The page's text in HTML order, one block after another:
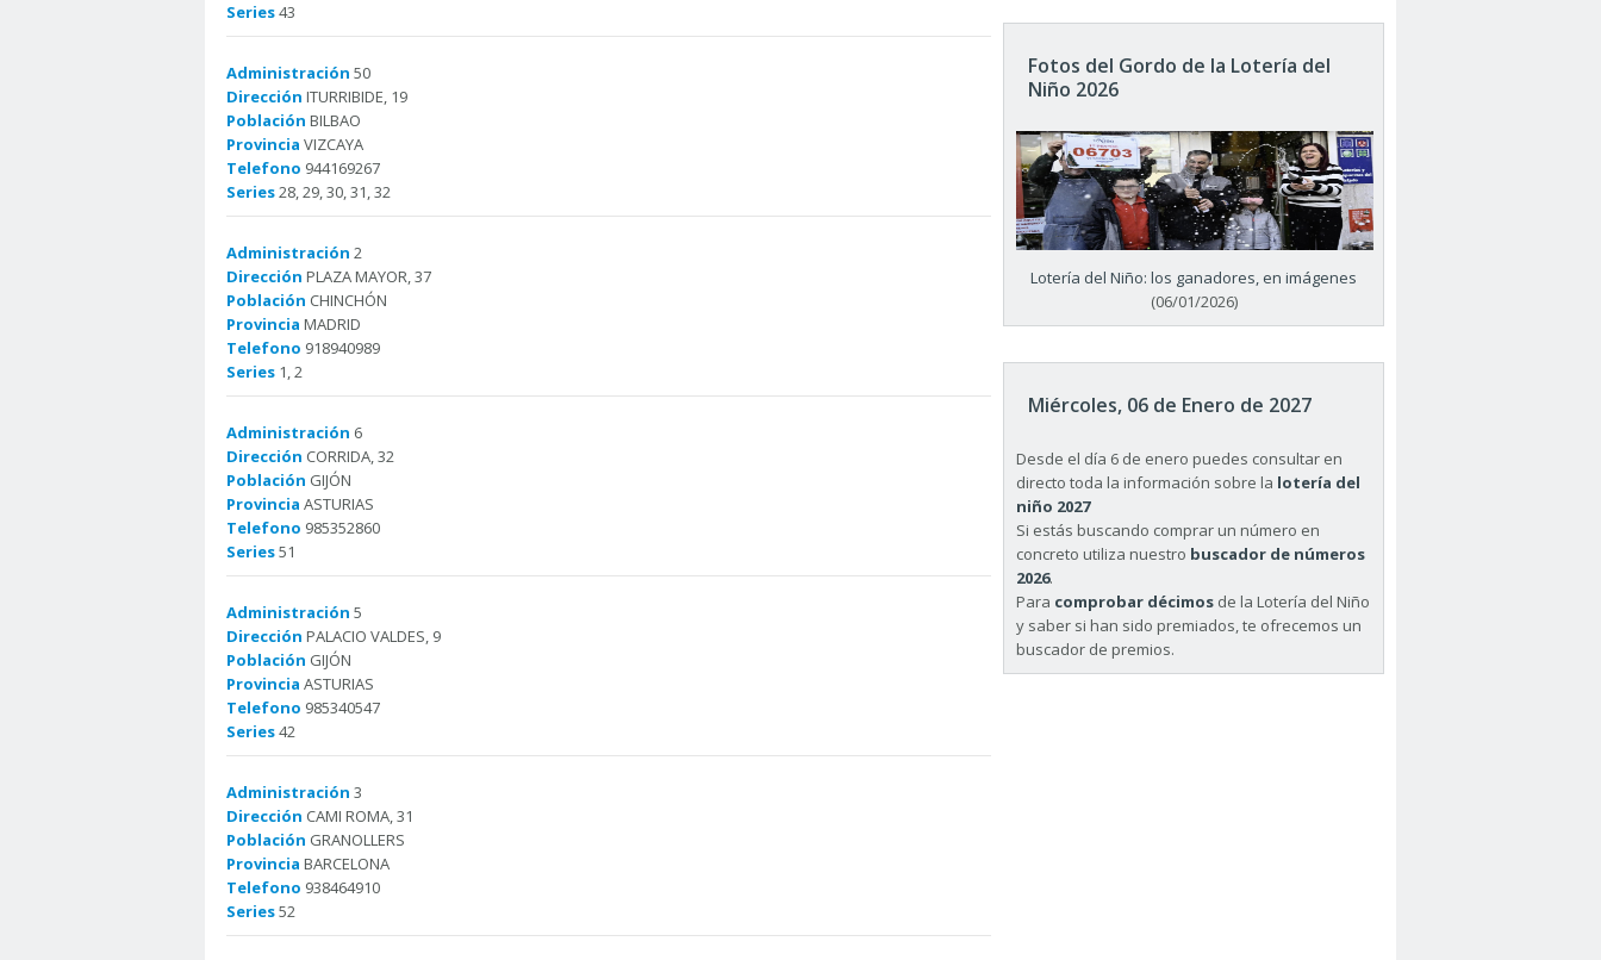
Series43
Administración 50
Dirección ITURRIBIDE, 19
Población BILBAO
Provincia VIZCAYA
Telefono 944169267
Series28, 29, 30, 31, 32
Administración 2
Dirección PLAZA MAYOR, 37
Población CHINCHÓN
Provincia MADRID
Telefono 918940989
Series 1, 2
Administración 6
Dirección CORRIDA, 32
Población GIJÓN
Provincia ASTURIAS
Telefono 985352860
Series51
Administración 5
Dirección PALACIO VALDES, 9
Población GIJÓN
Provincia ASTURIAS
Telefono 985340547
Series42
Administración 3
Dirección CAMI ROMA, 31
Población GRANOLLERS
Provincia BARCELONA
Telefono 938464910
Series52
Fotos del Gordo de la Lotería del
Niño 2026
Lotería del Niño: los ganadores, en imágenes
(06/01/2026)
Miércoles, 06 de Enero de 2027
Desde el día 6 de enero puedes consultar en
directo toda la información sobre la lotería del
niño 2027
Si estás buscando comprar un número en
concreto utiliza nuestro buscador de números
2026.
Para comprobar décimos de la Lotería del Niño
y saber si han sido premiados, te ofrecemos un
buscador de premios.